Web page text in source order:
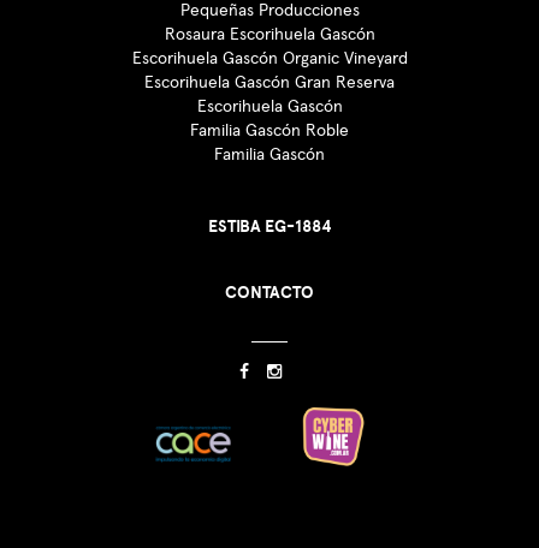
Pequeñas Producciones
Rosaura Escorihuela Gascón
Escorihuela Gascón Organic Vineyard
Escorihuela Gascón Gran Reserva
Escorihuela Gascón
Familia Gascón Roble
Familia Gascón
ESTIBA EG-1884
CONTACTO